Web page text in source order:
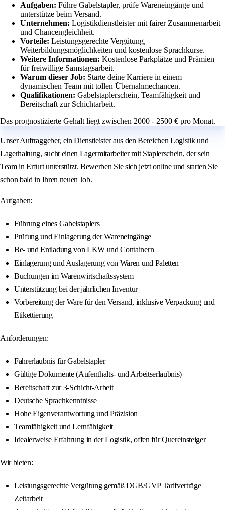
Aufgaben: Führe Gabelstapler, prüfe Wareneingänge und
unterstütze beim Versand.
Unternehmen: Logistikdienstleister mit fairer Zusammenarbeit
und Chancengleichheit.
Vorteile: Leistungsgerechte Vergütung,
Weiterbildungsmöglichkeiten und kostenlose Sprachkurse.
Weitere Informationen: Kostenlose Parkplätze und Prämien
für freiwillige Samstagsarbeit.
Warum dieser Job: Starte deine Karriere in einem
dynamischen Team mit tollen Übernahmechancen.
Qualifikationen: Gabelstaplerschein, Teamfähigkeit und
Bereitschaft zur Schichtarbeit.
Das prognostizierte Gehalt liegt zwischen 2000 - 2500 € pro Monat.
Unser Auftraggeber, ein Dienstleister aus den Bereichen Logistik und
Lagerhaltung, sucht einen Lagermitarbeiter mit Staplerschein, der sein
Team in Erfurt unterstützt. Bewerben Sie sich jetzt online und starten Sie
schon bald in Ihren neuen Job.
Aufgaben:
Führung eines Gabelstaplers
Prüfung und Einlagerung der Wareneingänge
Be- und Entladung von LKW und Containern
Einlagerung und Auslagerung von Waren und Paletten
Buchungen im Warenwirtschaftssystem
Unterstützung bei der jährlichen Inventur
Vorbereitung der Ware für den Versand, inklusive Verpackung und
Etikettierung
Anforderungen:
Fahrerlaubnis für Gabelstapler
Gültige Dokumente (Aufenthalts- und Arbeitserlaubnis)
Bereitschaft zur 3-Schicht-Arbeit
Deutsche Sprachkenntnisse
Hohe Eigenverantwortung und Präzision
Teamfähigkeit und Lernfähigkeit
Idealerweise Erfahrung in der Logistik, offen für Quereinsteiger
Wir bieten:
Leistungsgerechte Vergütung gemäß DGB/GVP Tarifverträge
Zeitarbeit